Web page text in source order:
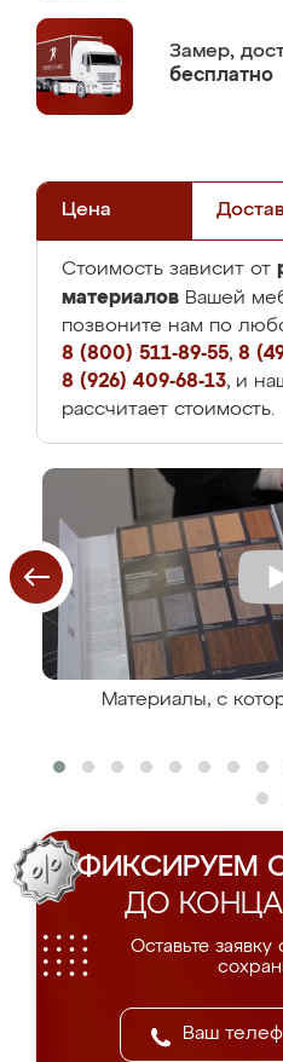
Замер,
бесплатно
Цена
Стоимость зависит от
материалов Вашей
позвоните нам по
8 (800) 511-89-55, 8
8 (926) 409-68-13, и
рассчитает стоимость.
Материалы, с
ФИКСИРУЕМ
ДО КОНЦА
Оставьте заявку